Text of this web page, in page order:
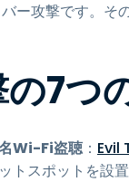
ー攻撃です。そ
7つ
Wi-Fi盗聴 ： Evil
トスポットを設